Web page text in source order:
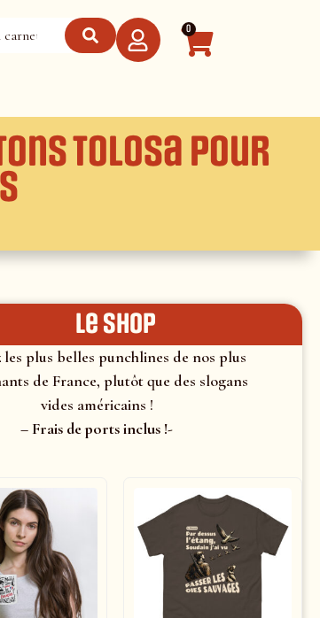
0
Tolosa pour
le shop
plus belles punchlines de nos plus
de France, plutôt que des slogans
vides américains !
– Frais de ports inclus !-